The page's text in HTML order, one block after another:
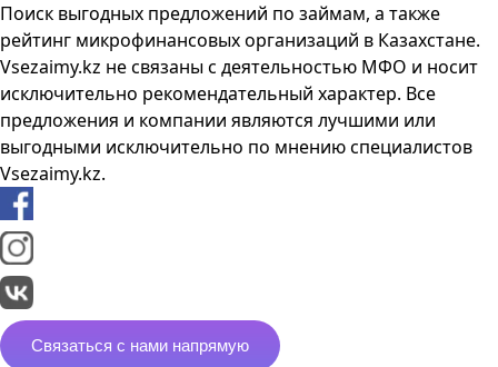
Поиск выгодных предложений по займам, а также
рейтинг микрофинансовых организаций в Казахстане.
Vsezaimy.kz не связаны с деятельностью МФО и носит
исключительно рекомендательный характер. Все
предложения и компании являются лучшими или
выгодными исключительно по мнению специалистов
Vsezaimy.kz.
Связаться с нами напрямую